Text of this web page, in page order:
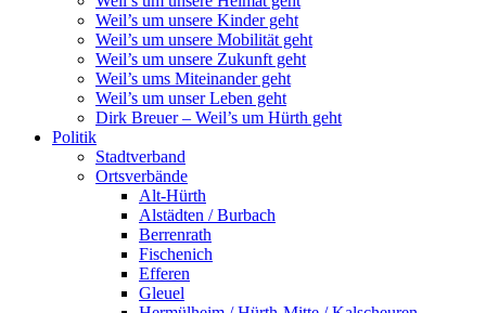
Weil’s um unsere Kinder geht
Weil’s um unsere Mobilität geht
Weil’s um unsere Zukunft geht
Weil’s ums Miteinander geht
Weil’s um unser Leben geht
Dirk Breuer – Weil’s um Hürth geht
Politik
Stadtverband
Ortsverbände
Alt-Hürth
Alstädten / Burbach
Berrenrath
Fischenich
Efferen
Gleuel